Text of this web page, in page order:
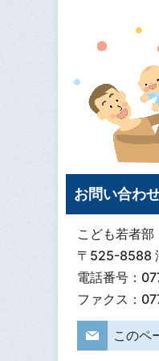
お問い合わ
こども若者
〒525-8588
電話番号：
ファクス：
このペ